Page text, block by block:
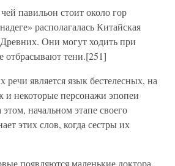
павильон стоит около гор
располагалась Китайская
Они могут ходить при
отбрасывают тени.[251]
речи является язык бестелесных, на
и некоторые персонажи эпопеи
начальном этапе своего
этих слов, когда сестры их
появляются маленькие доктора,